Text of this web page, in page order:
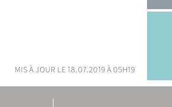
mis à jour le 18.07.2019 à 05h19